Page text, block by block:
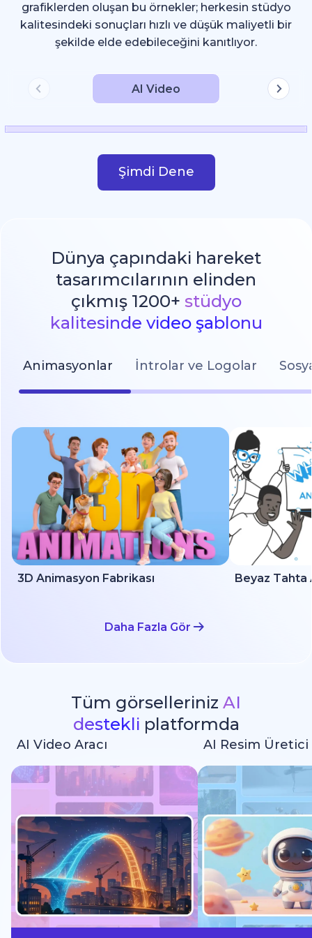
grafiklerden oluşan bu örnekler; herkesin stüdyo
kalitesindeki sonuçları hızlı ve düşük maliyetli bir
şekilde elde edebileceğini kanıtlıyor.
AI Video
Şimdi Dene
Dünya çapındaki hareket
tasarımcılarının elinden
çıkmış 1200+ stüdyo
kalitesinde video şablonu
Animasyonlar İntrolar ve Logolar
3D Animasyon Fabrikası Beyaz Tahta
Daha Fazla Gör
Tüm görselleriniz AI
destekli platformda
AI Video Aracı AI Resim Üretici